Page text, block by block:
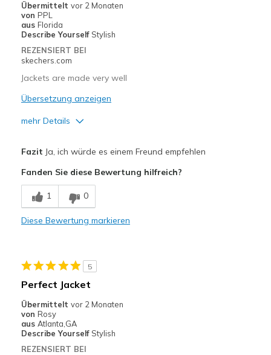
Sizing Feels true to size
Übermittelt vor 2 Monaten
von PPL
aus Florida
Describe Yourself Stylish
REZENSIERT BEI
skechers.com
Jackets are made very well
Übersetzung anzeigen
mehr Details
Geeignete Verwendung
Casual Wear
Going Out
Fazit Ja, ich würde es einem Freund empfehlen
Fanden Sie diese Bewertung hilfreich?
1 0
Diese Bewertung markieren
5
Perfect Jacket
Übermittelt vor 2 Monaten
von Rosy
aus Atlanta,GA
Describe Yourself Stylish
REZENSIERT BEI